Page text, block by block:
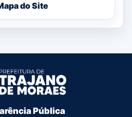
do Site
Pública